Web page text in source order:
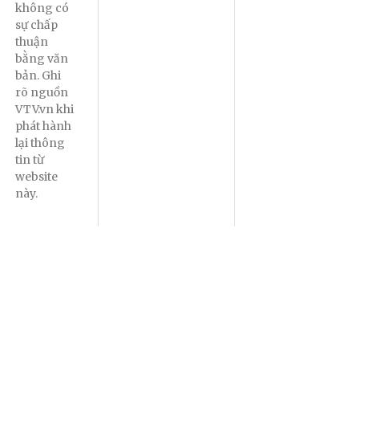
không có
sự chấp
thuận
bằng văn
bản. Ghi
rõ nguồn
VTV.vn khi
phát hành
lại thông
tin từ
website
này.